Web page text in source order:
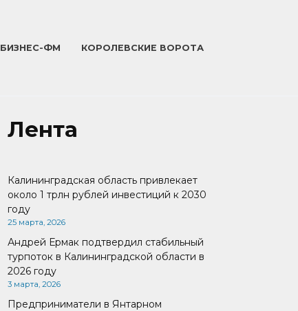
БИЗНЕС-ФМ КОРОЛЕВСКИЕ ВОРОТА
Лента
Калининградская область привлекает
около 1 трлн рублей инвестиций к 2030
году
25 марта, 2026
Андрей Ермак подтвердил стабильный
турпоток в Калининградской области в
2026 году
3 марта, 2026
Предприниматели в Янтарном